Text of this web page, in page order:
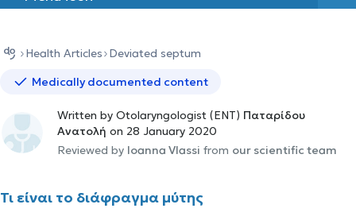
Health Αrticles Deviated septum
Medically documented content
Written by Otolaryngologist (ENT) Παταρίδου
Ανατολή on 28 January 2020
Reviewed by Ioanna Vlassi from our scientific team
Τι είναι το διάφραγμα μύτης